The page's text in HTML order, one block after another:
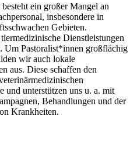
ein großer Mangel an
insbesondere in
Gebieten.
Dienstleistungen
Um Pastoralist*innen großflächig
wir auch lokale
aus. Diese schaffen den
und unterstützen uns u. a. mit
Behandlungen und der
Krankheiten.